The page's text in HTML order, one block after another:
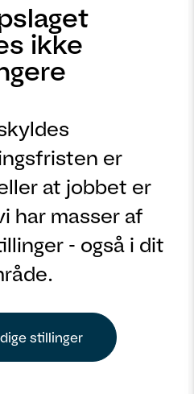
ikke
er
at jobbet er
har masser af
- også i dit
stillinger